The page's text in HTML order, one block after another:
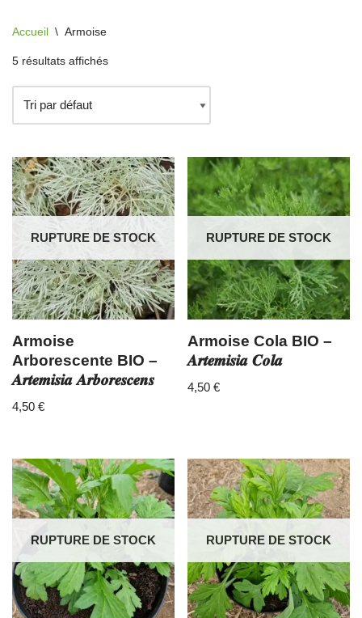
Accueil \ Armoise
5 résultats affichés
RUPTURE DE STOCK
Armoise
Arborescente BIO –
𝑨𝒓𝒕𝒆𝒎𝒊𝒔𝒊𝒂 𝑨𝒓𝒃𝒐𝒓𝒆𝒔𝒄𝒆𝒏𝒔
4,50 €
RUPTURE DE STOCK
Armoise Cola BIO –
𝑨𝒓𝒕𝒆𝒎𝒊𝒔𝒊𝒂 𝑪𝒐𝒍𝒂
4,50€
RUPTURE DE STOCK RUPTURE DE STOCK